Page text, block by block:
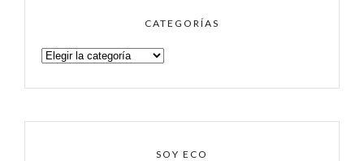
CATEGORÍAS
CATEGORÍAS
SOY ECO